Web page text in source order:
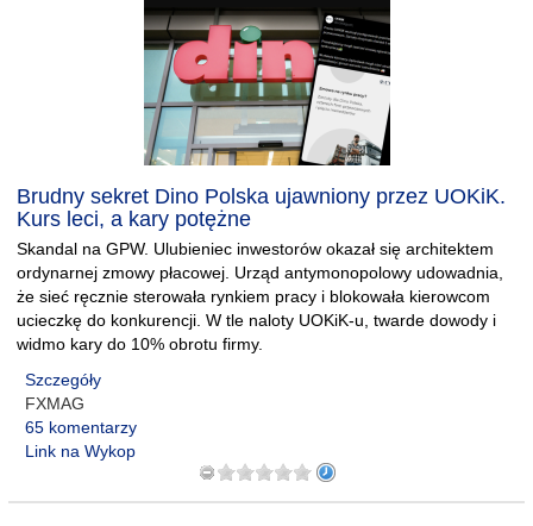
Brudny sekret Dino Polska ujawniony przez UOKiK.
Kurs leci, a kary potężne
Skandal na GPW. Ulubieniec inwestorów okazał się architektem
ordynarnej zmowy płacowej. Urząd antymonopolowy udowadnia,
że sieć ręcznie sterowała rynkiem pracy i blokowała kierowcom
ucieczkę do konkurencji. W tle naloty UOKiK-u, twarde dowody i
widmo kary do 10% obrotu firmy.
Szczegóły
FXMAG
65 komentarzy
Link na Wykop